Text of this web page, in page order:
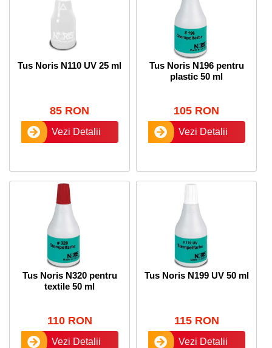
Tus Noris N110 UV 25 ml
85 RON
Vezi Detalii
Tus Noris N196 pentru
plastic 50 ml
105 RON
Vezi Detalii
Tus Noris N320 pentru
textile 50 ml
110 RON
Vezi Detalii
Tus Noris N199 UV 50 ml
115 RON
Vezi Detalii